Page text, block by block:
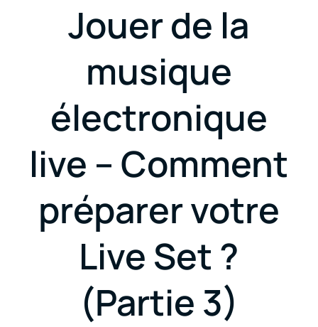
Jouer de la
musique
électronique
live – Comment
préparer votre
Live Set ?
(Partie 3)